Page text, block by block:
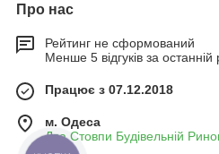
Про нас
Рейтинг не сформований
Менше 5 відгуків за останній
Працює з 07.12.2018
м. Одеса
Два Стовпи Будівельній